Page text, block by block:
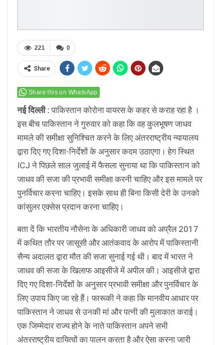
0
221
Share
Share this on WhatsApp
नई दिल्ली :पाकिस्तान कोरोना वायरस के कहर से कराह रहा है ।
इस बीच पाकिस्तान ने गुरुवार को कहा कि वह कुलभूषण जाधव
मामले की समीक्षा सुनिश्चित करने के लिए अंतरराष्ट्रीय न्यायालय
द्वारा दिए गए दिशा-निर्देशों के अनुसार कदम उठाएगा। हेग स्थित
ICJ ने पिछले साल जुलाई में फैसला सुनाया था कि पाकिस्तान को
जाधव की सजा की प्रभावी समीक्षा करनी चाहिए और इस मामले पर
पुनर्विचार करना चाहिए। इसके साथ ही बिना किसी देरी के उनको
कांसुलर एक्सेस प्रदान करना चाहिए।
बता दें कि भारतीय नौसेना के अधिकारी जाधव को अप्रैल 2017
में कथित तौर पर जासूसी और आतंकवाद के आरोप में पाकिस्तानी
सैन्य अदालत द्वारा मौत की सजा सुनाई गई थी। बाद में भारत ने
जाधव की सजा के खिलाफ आइसीजे में अपील की। आइसीजे द्वारा
दिए गए दिशा-निर्देशों के अनुसार प्रभावी समीक्षा और पुनर्विचार के
लिए उपाय किए जा रहे हैं। फारूकी ने कहा कि मानवीय आधार पर
पाकिस्तान ने जाधव से उनकी मां और पत्नी की मुलाकात कराई।
एक जिम्मेदार राज्य होने के नाते पाकिस्तान अपने सभी
अंतरराष्ट्रीय दायित्वों का पालन करता है और ऐसा करना जारी